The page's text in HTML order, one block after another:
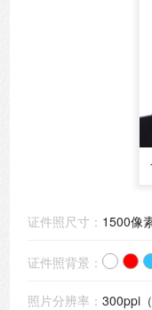
证件照尺寸： 1500像
证件照背景：
照片分辨率：300ppi